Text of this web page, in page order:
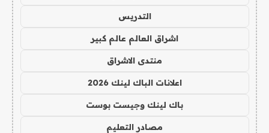
التدريس
اشراق العالم عالم كبير
منتدى الاشراق
اعلانات الباك لينك 2026
باك لينك وجيست بوست
مصادر التعليم